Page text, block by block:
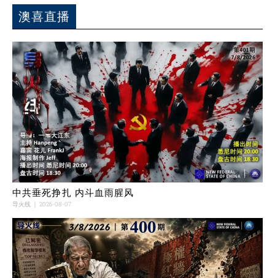
澳喜直播
中共垂死挣扎 内斗血雨腥风
导火线 2026-08-07